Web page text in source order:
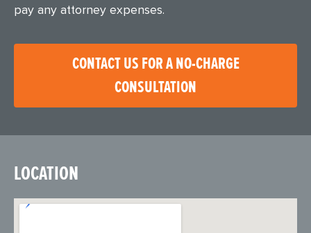
pay any attorney expenses.
CONTACT US FOR A NO-CHARGE
CONSULTATION
LOCATION